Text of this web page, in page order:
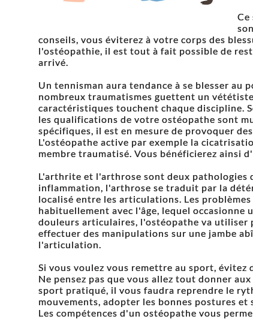
Ce
conseils, vous éviterez à votre corps des
l'ostéopathie, il est tout à fait possible de
arrivé.
Un tennisman aura tendance à se blesser au
nombreux traumatismes guettent un
caractéristiques touchent chaque discipline.
les qualifications de votre ostéopathe sont
spécifiques, il est en mesure de provoquer
L'ostéopathe active par exemple la
membre traumatisé. Vous bénéficierez ainsi
L'arthrite et l'arthrose sont deux pathologies
inflammation, l'arthrose se traduit par la
localisé entre les articulations. Les
habituellement avec l'âge, lequel occasionne
douleurs articulaires, l'ostéopathe va utiliser
effectuer des manipulations sur une jambe
l'articulation.
Si vous voulez vous remettre au sport, évitez
Ne pensez pas que vous allez tout donner
sport pratiqué, il vous faudra reprendre le
mouvements, adopter les bonnes postures et
Les compétences d'un ostéopathe vous